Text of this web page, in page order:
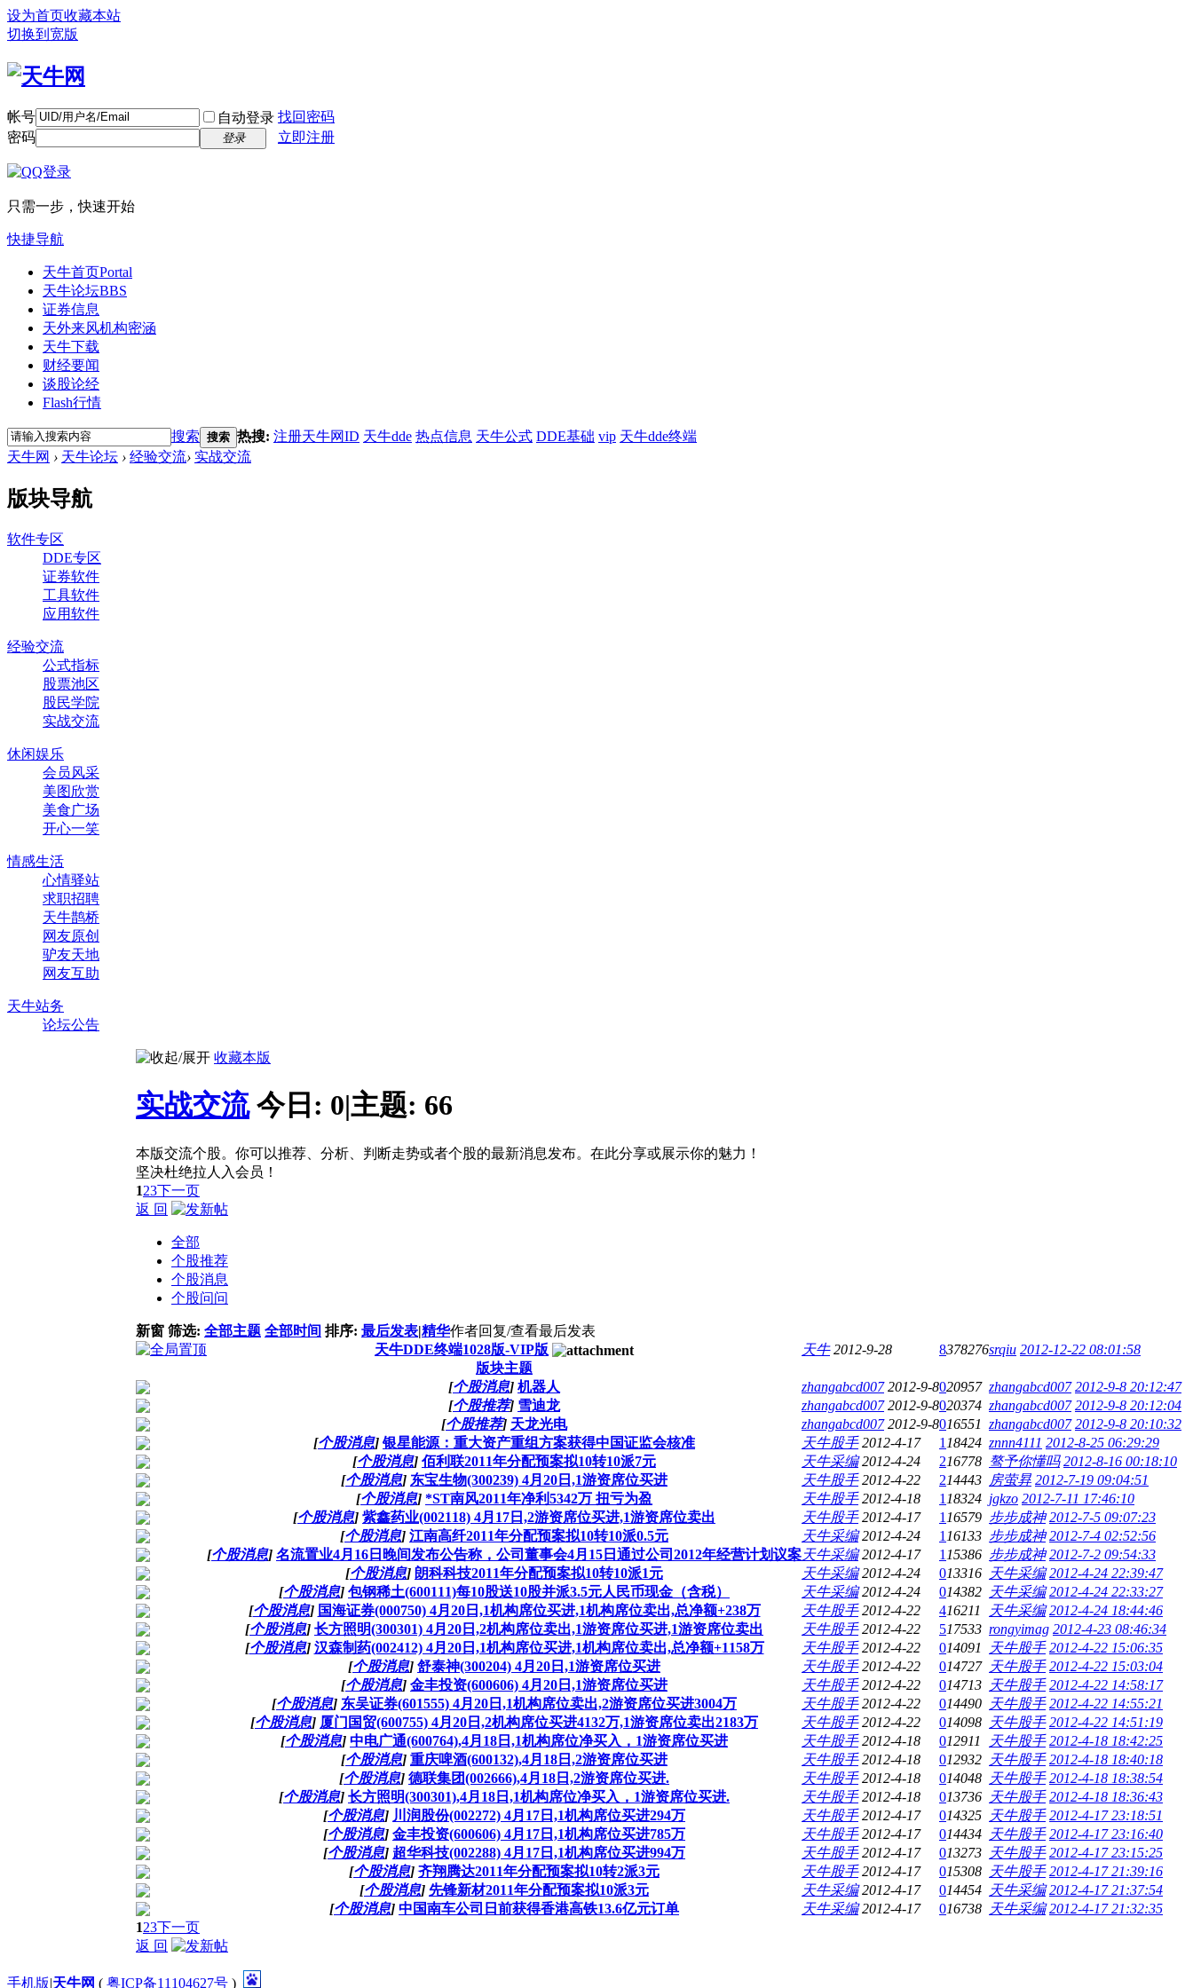
设为首页收藏本站
切换到宽版
帐号 自动登录 找回密码
密码
登录 立即注册
只需一步，快速开始
快捷导航
天牛首页Portal
天牛论坛BBS
证券信息
天外来风机构密涵
天牛下载
财经要闻
谈股论经
Flash行情
搜索 搜索 热搜: 注册天牛网ID 天牛dde 热点信息 天牛公式 DDE基础 vip 天牛dde终端
天牛网 › 天牛论坛 › 经验交流› 实战交流
版块导航
软件专区
DDE专区
证券软件
工具软件
应用软件
经验交流
公式指标
股票池区
股民学院
实战交流
休闲娱乐
会员风采
美图欣赏
美食广场
开心一笑
情感生活
心情驿站
求职招聘
天牛鹊桥
网友原创
驴友天地
网友互助
天牛站务
论坛公告
收藏本版
实战交流 今日: 0|主题: 66
本版交流个股。你可以推荐、分析、判断走势或者个股的最新消息发布。在此分享或展示你的魅力！
坚决杜绝拉人入会员！
123下一页
返 回
全部
个股推荐
个股消息
个股问问
新窗 筛选: 全部主题 全部时间 排序: 最后发表|精华作者回复/查看最后发表
天牛DDE终端1028版-VIP版
天牛 2012-9-28 8378276srqiu 2012-12-22 08:01:58
版块主题
[个股消息] 机器人 zhangabcd007 2012-9-8020957 zhangabcd007 2012-9-8 20:12:47
[个股推荐] 雪迪龙 zhangabcd007 2012-9-8020374 zhangabcd007 2012-9-8 20:12:04
[个股推荐] 天龙光电 zhangabcd007 2012-9-8016551 zhangabcd007 2012-9-8 20:10:32
[个股消息] 银星能源：重大资产重组方案获得中国证监会核准 天牛股手 2012-4-17 1 18424 znnn4111 2012-8-25 06:29:29
[个股消息] 佰利联2011年分配预案拟10转10派7元 天牛采编 2012-4-24 216778 骜予你懂吗 2012-8-16 00:18:10
[个股消息] 东宝生物(300239) 4月20日,1游资席位买进 天牛股手 2012-4-22 214443 房萤昪 2012-7-19 09:04:51
[个股消息] *ST南风2011年净利5342万 扭亏为盈 天牛股手 2012-4-18 1 18324 jgkzo 2012-7-11 17:46:10
[个股消息] 紫鑫药业(002118) 4月17日,2游资席位买进,1游资席位卖出 天牛股手 2012-4-17 1 16579 步步成神 2012-7-5 09:07:23
[个股消息] 江南高纤2011年分配预案拟10转10派0.5元 天牛采编 2012-4-24 1 16133 步步成神 2012-7-4 02:52:56
[个股消息] 名流置业4月16日晚间发布公告称，公司董事会4月15日通过公司2012年经营计划议案天牛采编 2012-4-17 1 15386 步步成神 2012-7-2 09:54:33
[个股消息] 朗科科技2011年分配预案拟10转10派1元 天牛采编 2012-4-24 013316 天牛采编 2012-4-24 22:39:47
[个股消息] 包钢稀土(600111)每10股送10股并派3.5元人民币现金（含税） 天牛采编 2012-4-24 014382 天牛采编 2012-4-24 22:33:27
[个股消息] 国海证券(000750) 4月20日,1机构席位买进,1机构席位卖出,总净额+238万 天牛股手 2012-4-22 416211 天牛采编 2012-4-24 18:44:46
[个股消息] 长方照明(300301) 4月20日,2机构席位卖出,1游资席位买进,1游资席位卖出 天牛股手 2012-4-22 517533 rongyimag 2012-4-23 08:46:34
[个股消息] 汉森制药(002412) 4月20日,1机构席位买进,1机构席位卖出,总净额+1158万 天牛股手 2012-4-22 014091 天牛股手 2012-4-22 15:06:35
[个股消息] 舒泰神(300204) 4月20日,1游资席位买进 天牛股手 2012-4-22 014727 天牛股手 2012-4-22 15:03:04
[个股消息] 金丰投资(600606) 4月20日,1游资席位买进 天牛股手 2012-4-22 014713 天牛股手 2012-4-22 14:58:17
[个股消息] 东吴证券(601555) 4月20日,1机构席位卖出,2游资席位买进3004万 天牛股手 2012-4-22 014490 天牛股手 2012-4-22 14:55:21
[个股消息] 厦门国贸(600755) 4月20日,2机构席位买进4132万,1游资席位卖出2183万 天牛股手 2012-4-22 014098 天牛股手 2012-4-22 14:51:19
[个股消息] 中电广通(600764),4月18日,1机构席位净买入，1游资席位买进 天牛股手 2012-4-18 012911 天牛股手 2012-4-18 18:42:25
[个股消息] 重庆啤酒(600132),4月18日,2游资席位买进 天牛股手 2012-4-18 012932 天牛股手 2012-4-18 18:40:18
[个股消息] 德联集团(002666),4月18日,2游资席位买进. 天牛股手 2012-4-18 014048 天牛股手 2012-4-18 18:38:54
[个股消息] 长方照明(300301),4月18日,1机构席位净买入，1游资席位买进. 天牛股手 2012-4-18 013736 天牛股手 2012-4-18 18:36:43
[个股消息] 川润股份(002272) 4月17日,1机构席位买进294万 天牛股手 2012-4-17 014325 天牛股手 2012-4-17 23:18:51
[个股消息] 金丰投资(600606) 4月17日,1机构席位买进785万 天牛股手 2012-4-17 014434 天牛股手 2012-4-17 23:16:40
[个股消息] 超华科技(002288) 4月17日,1机构席位买进994万 天牛股手 2012-4-17 013273 天牛股手 2012-4-17 23:15:25
[个股消息] 齐翔腾达2011年分配预案拟10转2派3元 天牛股手 2012-4-17 015308 天牛股手 2012-4-17 21:39:16
[个股消息] 先锋新材2011年分配预案拟10派3元 天牛采编 2012-4-17 014454 天牛采编 2012-4-17 21:37:54
[个股消息] 中国南车公司日前获得香港高铁13.6亿元订单 天牛采编 2012-4-17 016738 天牛采编 2012-4-17 21:32:35
123下一页
返 回
手机版|天牛网 ( 粤ICP备11104627号 )